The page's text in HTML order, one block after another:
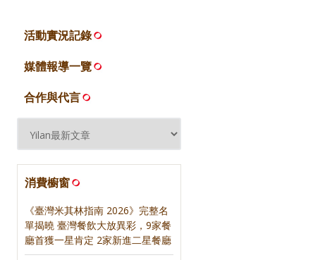
活動實況記錄
媒體報導一覽
合作與代言
消費櫥窗
《臺灣米其林指南 2026》完整名
單揭曉 臺灣餐飲大放異彩，9家餐
廳首獲一星肯定 2家新進二星餐廳